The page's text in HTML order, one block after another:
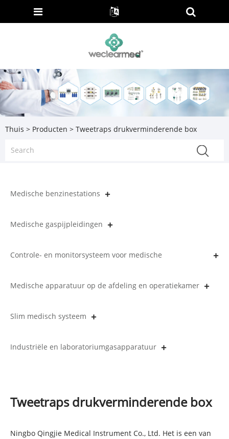
Thuis > Producten > Tweetraps drukverminderende box
Medische benzinestations
Medische gaspijpleidingen
Controle- en monitorsysteem voor medische
gaspijpleidingen
Medische apparatuur op de afdeling en operatiekamer
Slim medisch systeem
Industriële en laboratoriumgasapparatuur
Tweetraps drukverminderende box
Ningbo Qingjie Medical Instrument Co., Ltd. Het is een van